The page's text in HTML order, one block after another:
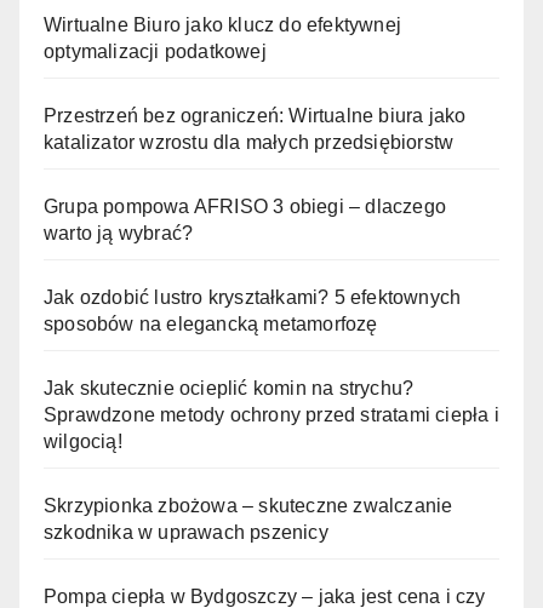
Wirtualne Biuro jako klucz do efektywnej
optymalizacji podatkowej
Przestrzeń bez ograniczeń: Wirtualne biura jako
katalizator wzrostu dla małych przedsiębiorstw
Grupa pompowa AFRISO 3 obiegi – dlaczego
warto ją wybrać?
Jak ozdobić lustro kryształkami? 5 efektownych
sposobów na elegancką metamorfozę
Jak skutecznie ocieplić komin na strychu?
Sprawdzone metody ochrony przed stratami ciepła i
wilgocią!
Skrzypionka zbożowa – skuteczne zwalczanie
szkodnika w uprawach pszenicy
Pompa ciepła w Bydgoszczy – jaka jest cena i czy